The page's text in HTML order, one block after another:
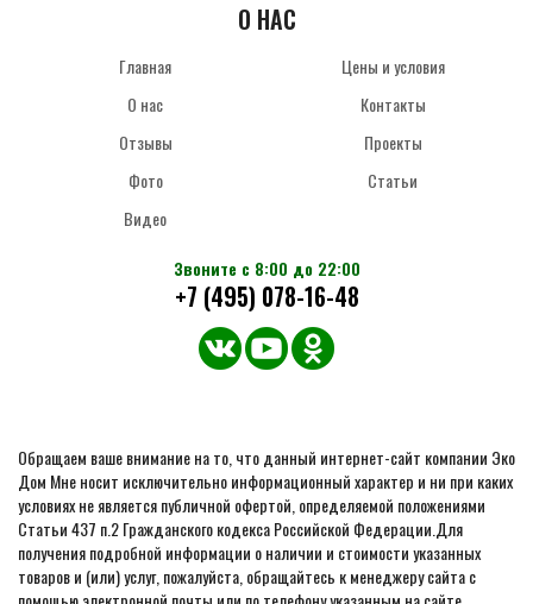
О НАС
Главная
О нас
Отзывы
Фото
Видео
Цены и условия
Контакты
Проекты
Статьи
Звоните с 8:00 до 22:00
+7 (495) 078-16-48
Обращаем ваше внимание на то, что данный интернет-сайт компании Эко
Дом Мне носит исключительно информационный характер и ни при каких
условиях не является публичной офертой, определяемой положениями
Статьи 437 п.2 Гражданского кодекса Российской Федерации.Для
получения подробной информации о наличии и стоимости указанных
товаров и (или) услуг, пожалуйста, обращайтесь к менеджеру сайта с